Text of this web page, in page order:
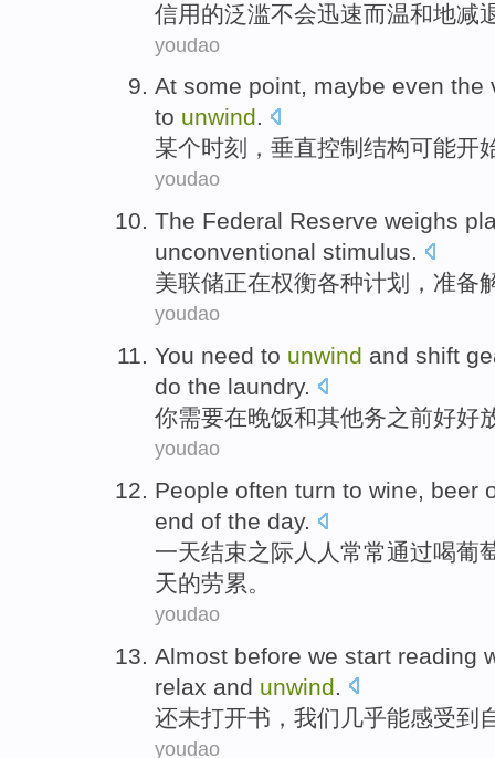
信用的泛滥不会迅速而温和地减
youdao
At some point, maybe even the
to unwind.
某个时刻 ， 垂直控制 结构可能开
youdao
The Federal Reserve weighs
unconventional stimulus.
美联储正在权衡各种计划 ， 准备
youdao
You need to unwind and shift
do the laundry.
你需要在晚饭和其他务之前好好
youdao
People often turn to wine, beer
end of the day.
一天结束之际人人 常常通过喝葡
天的劳累。
youdao
Almost before we start reading
relax and unwind
还未打开书 ， 我们 几乎能感受到
youdao